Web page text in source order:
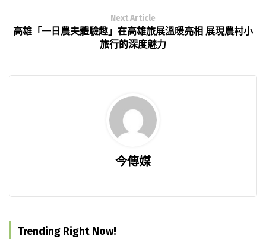
Next Article
高雄「一日農夫體驗趣」在高雄旅展溫暖亮相 展現農村小
旅行的深度魅力
今傳媒
Trending Right Now!